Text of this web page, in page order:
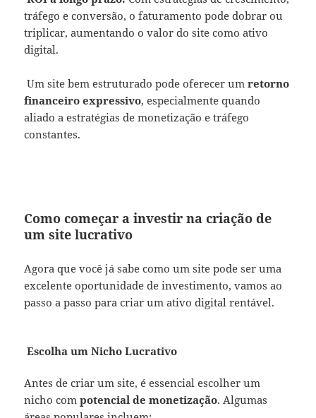
tráfego e conversão, o faturamento pode dobrar ou
triplicar, aumentando o valor do site como ativo
digital.
Um site bem estruturado pode oferecer umretorno
financeiro expressivo, especialmente quando
aliado a estratégias de monetização e tráfego
constantes.
Como começar a investir na criação de
um site lucrativo
Agora que você já sabe como um site pode ser uma
excelente oportunidade de investimento, vamos ao
passo a passo para criar um ativo digital rentável.
Escolha um Nicho Lucrativo
Antes de criar um site, é essencial escolher um
nicho compotencial de monetização. Algumas